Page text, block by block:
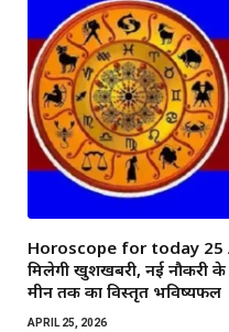
Horoscope for today 25
मिलेगी खुशखबरी, नई नौकरी
मीन तक का विस्तृत भविष्यफल
APRIL 25, 2026